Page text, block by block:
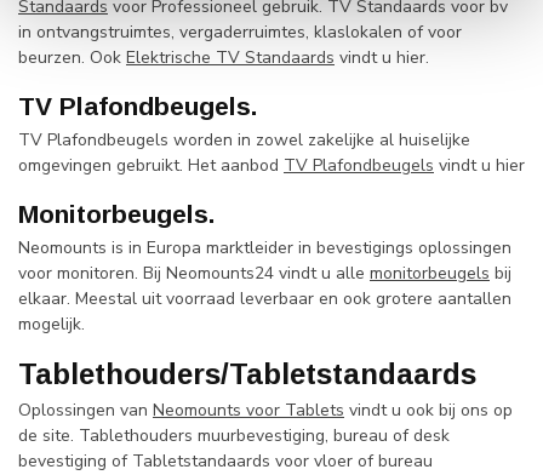
Standaards voor Professioneel gebruik. TV Standaards voor bv
in ontvangstruimtes, vergaderruimtes, klaslokalen of voor
beurzen. Ook Elektrische TV Standaards vindt u hier.
TV Plafondbeugels.
TV Plafondbeugels worden in zowel zakelijke al huiselijke
omgevingen gebruikt. Het aanbod TV Plafondbeugels vindt u hier
Monitorbeugels.
Neomounts is in Europa marktleider in bevestigings oplossingen
voor monitoren. Bij Neomounts24 vindt u alle monitorbeugels bij
elkaar. Meestal uit voorraad leverbaar en ook grotere aantallen
mogelijk.
Tablethouders/Tabletstandaards
Oplossingen van Neomounts voor Tablets vindt u ook bij ons op
de site. Tablethouders muurbevestiging, bureau of desk
bevestiging of Tabletstandaards voor vloer of bureau